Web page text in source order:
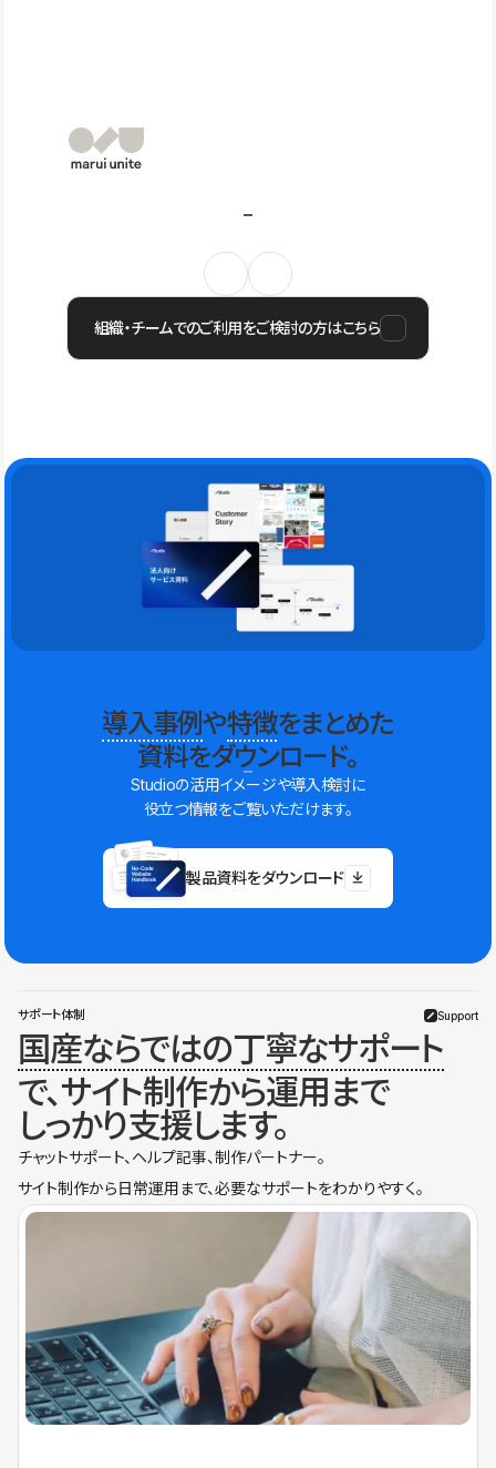
組織・チームでのご利用をご検討の方はこちら
導入事例や特徴をまとめた
資料をダウンロード。
Studioの活用イメージや導入検討に
役立つ情報をご覧いただけます。
製品資料をダウンロード
サポート体制 Support
国産ならではの丁寧なサポート
で、サイト制作から運用まで
しっかり支援します。
チャットサポート、ヘルプ記事、制作パートナー。
サイト制作から日常運用まで、必要なサポートをわかりやすく。